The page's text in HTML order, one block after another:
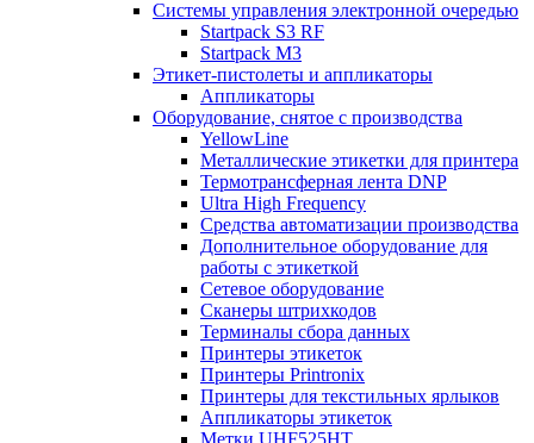
Системы управления электронной очередью
Startpack S3 RF
Startpack M3
Этикет-пистолеты и аппликаторы
Аппликаторы
Оборудование, снятое с производства
YellowLine
Металлические этикетки для принтера
Термотрансферная лента DNP
Ultra High Frequency
Средства автоматизации производства
Дополнительное оборудование для
работы с этикеткой
Сетевое оборудование
Сканеры штрихкодов
Терминалы сбора данных
Принтеры этикеток
Принтеры Printronix
Принтеры для текстильных ярлыков
Аппликаторы этикеток
Метки UHF525HT